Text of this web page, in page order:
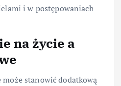
i w postępowaniach
na życie a
może stanowić dodatkową